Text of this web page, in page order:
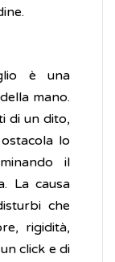
è una
mano.
di un dito,
lo
il
La causa
che
rigidità,
click e di